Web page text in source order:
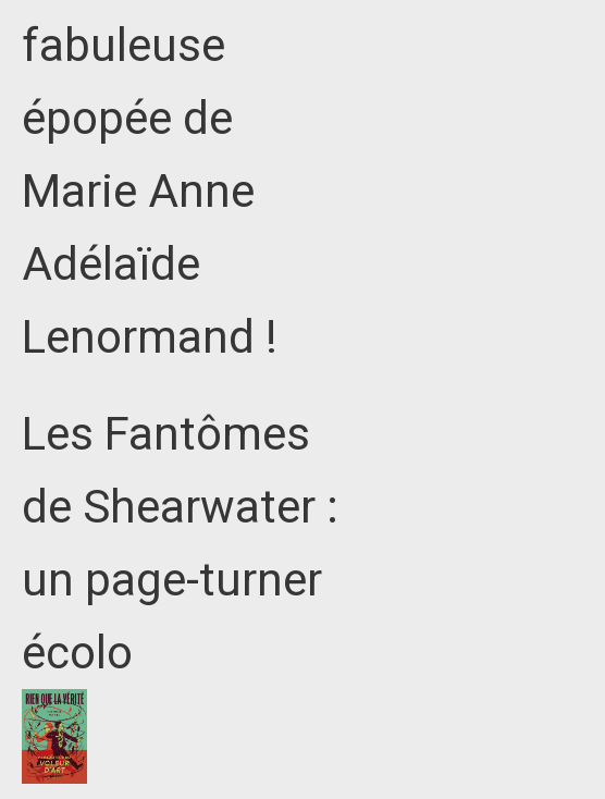
fabuleuse
épopée de
Marie Anne
Adélaïde
Lenormand !
Les Fantômes
de Shearwater :
un page-turner
écolo